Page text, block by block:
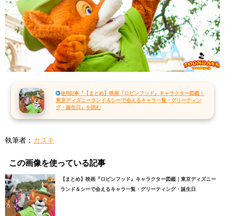
使用記事 『【まとめ】映画『ロビンフッド』キャラクター図鑑｜
東京ディズニーランド＆シーで会えるキャラ一覧・グリーティン
グ・誕生日』を読む
執筆者： カズキ
この画像を使っている記事
【まとめ】映画『ロビンフッド』キャラクター図鑑｜東京ディズニー
ランド＆シーで会えるキャラ一覧・グリーティング・誕生日